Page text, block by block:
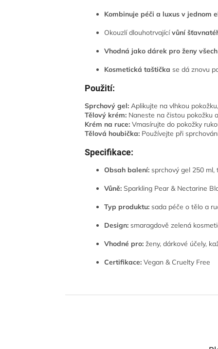
Kombinuje péči a luxus v jednom
Okouzlí dlouhotrvajícívůní
Vhodná jako dárek pro ženy
Kosmetická taštička se dá znovu
Použití:
Sprchový gel: Aplikujte na vlhkou
Tělový krém: Naneste na čistou pokožku
Krém na ruce: Vmasírujte do pokožky
Tělová houbička: Používejte při
Specifikace:
Obsah balení: sprchový gel 250
Vůně: Sparkling Pear & Nectarine
Typ produktu: sada péče o tělo a
Design: smaragdově zelená
Vhodné pro: ženy, dárkové účely,
Certifikace: Vegan & Cruelty Free